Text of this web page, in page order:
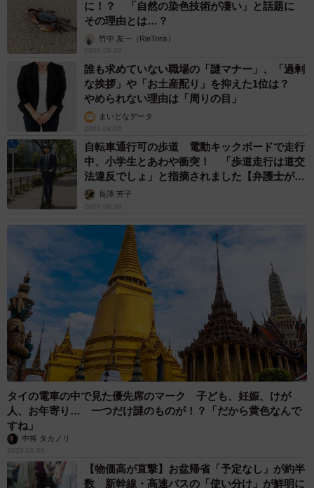
2026.08.06
もしかすると「下山ダッシュ」 リニア中央新
幹線の長野県駅 在来線との乗り継ぎなし→な
ら走れば間に合うんじゃない？ 惜しい位置関
係が反響
中将 タカノリ
2026.08.06
「なんじゃこりゃ！」「ロボ？」大阪・梅田に
そびえる物体の正体は？ 昭和の遺産を調査し
てみた結果…
太田 浩子
2026.08.06
エジプトで自撮りしていたら、ガイドが「撮り
ますよ！」→ノリノリでポーズを取っていた
ら……スマホを返してもらえない 「日本人は
カモ代表かも」「私は6時間で3万円払った」
宮前 晶子
2026.08.06
「LINEのQRコードを添付して」社長をかたる
詐欺メール続々 社員を個人アカウントへ誘導
→最後は不正送金…求められる「だまされる前
提」の対策
2026.08.06